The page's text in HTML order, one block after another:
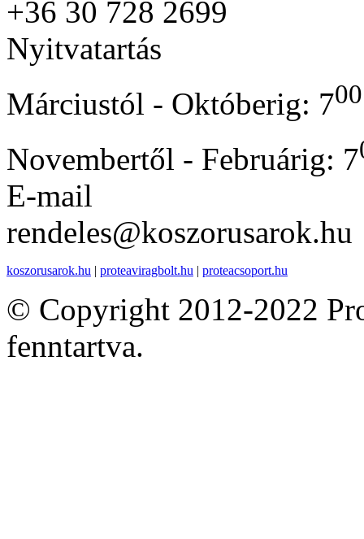
+36 30 728 2699
Nyitvatartás
Márciustól - Októberig: 700
Novembertől - Februárig: 7
E-mail
rendeles@koszorusarok.hu
koszorusarok.hu | proteaviragbolt.hu | proteacsoport.hu
© Copyright 2012-2022
fenntartva.